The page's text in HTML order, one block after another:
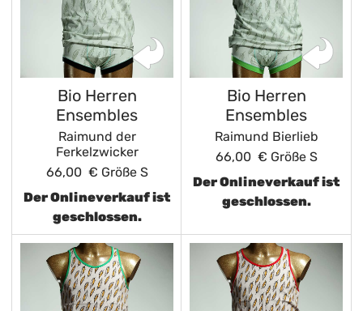
Bio Herren
Ensembles
Raimund der
Ferkelzwicker
66,00 € Größe S
Der Onlineverkauf ist
geschlossen.
Bio Herren
Ensembles
Raimund Bierlieb
66,00 € Größe S
Der Onlineverkauf ist
geschlossen.